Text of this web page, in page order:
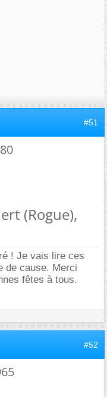
#51
(Rogue),
! Je vais lire ces
de cause. Merci
fêtes à tous.
#52